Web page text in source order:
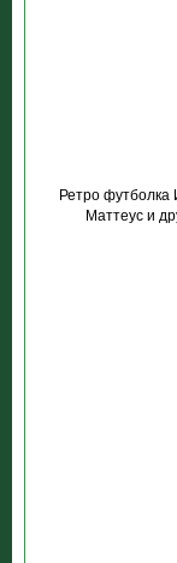
Ретро футболка
Маттеус и